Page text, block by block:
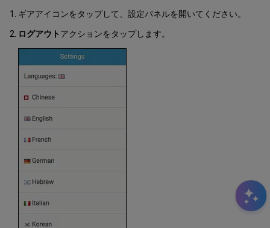
ギアアイコンをタップして、設定パネルを開いてください。
ログアウト アクションをタップします。